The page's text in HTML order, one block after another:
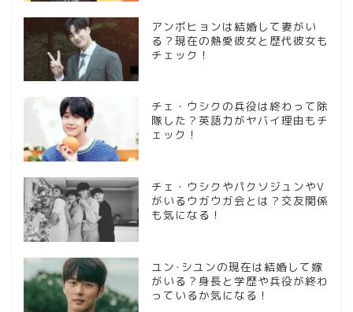
アンボヒョンは結婚して妻がい
る？現在の熱愛彼女と歴代彼女も
チェック！
チェ・ウシクの兵役は終わって除
隊した？英語力がヤバイ理由もチ
ェック！
チェ・ウシクやパクソジュンやV
がいるウガウガ会とは？交友関係
も気になる！
ユン･シユンの現在は結婚して嫁
がいる？身長と学歴や兵役が終わ
っているか気になる！